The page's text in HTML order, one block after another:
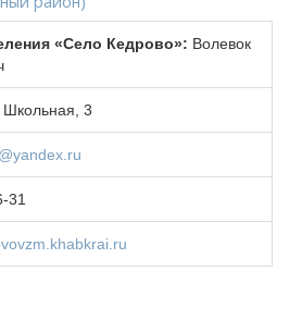
данных
«Село Кедрово»: Волевок
Школьная, 3
31